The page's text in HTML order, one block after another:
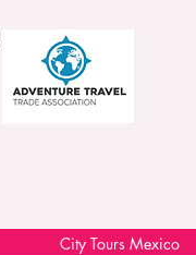
City Tours Mexico